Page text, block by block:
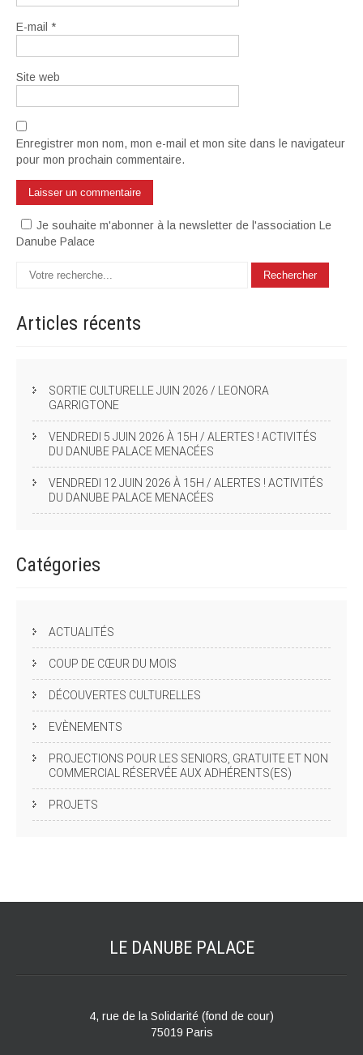
E-mail *
Site web
Enregistrer mon nom, mon e-mail et mon site dans le navigateur
pour mon prochain commentaire.
Je souhaite m'abonner à la newsletter de l'association Le
Danube Palace
Articles récents
SORTIE CULTURELLE JUIN 2026 / LEONORA
GARRIGTONE
VENDREDI 5 JUIN 2026 À 15H / ALERTES ! ACTIVITÉS
DU DANUBE PALACE MENACÉES
VENDREDI 12 JUIN 2026 À 15H / ALERTES ! ACTIVITÉS
DU DANUBE PALACE MENACÉES
Catégories
ACTUALITÉS
COUP DE CŒUR DU MOIS
DÉCOUVERTES CULTURELLES
EVÈNEMENTS
PROJECTIONS POUR LES SENIORS, GRATUITE ET NON
COMMERCIAL RÉSERVÉE AUX ADHÉRENTS(ES)
PROJETS
LE DANUBE PALACE
4, rue de la Solidarité (fond de cour)
75019 Paris